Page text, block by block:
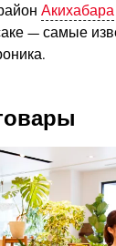
Акихабара
— самые